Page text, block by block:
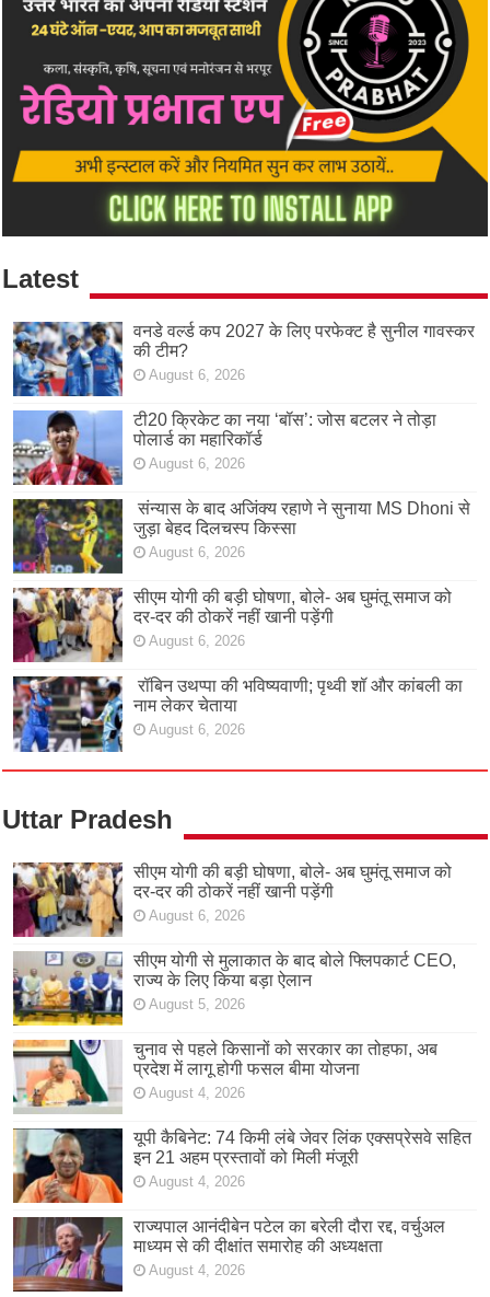
Latest
वनडे वर्ल्ड कप 2027 के लिए परफेक्ट है सुनील गावस्कर
की टीम?
August 6, 2026
टी20 क्रिकेट का नया ‘बॉस’: जोस बटलर ने तोड़ा
पोलार्ड का महारिकॉर्ड
August 6, 2026
संन्यास के बाद अजिंक्‍य रहाणे ने सुनाया MS Dhoni से
जुड़ा बेहद दिलचस्प किस्सा
August 6, 2026
सीएम योगी की बड़ी घोषणा, बोले- अब घुमंतू समाज को
दर-दर की ठोकरें नहीं खानी पड़ेंगी
August 6, 2026
रॉबिन उथप्पा की भविष्यवाणी; पृथ्वी शॉ और कांबली का
नाम लेकर चेताया
August 6, 2026
Uttar Pradesh
सीएम योगी की बड़ी घोषणा, बोले- अब घुमंतू समाज को
दर-दर की ठोकरें नहीं खानी पड़ेंगी
August 6, 2026
सीएम योगी से मुलाकात के बाद बोले फ्लिपकार्ट CEO,
राज्य के लिए किया बड़ा ऐलान
August 5, 2026
चुनाव से पहले किसानों को सरकार का तोहफा, अब
प्रदेश में लागू होगी फसल बीमा योजना
August 4, 2026
यूपी कैबिनेट: 74 किमी लंबे जेवर लिंक एक्सप्रेसवे सहित
इन 21 अहम प्रस्तावों को मिली मंजूरी
August 4, 2026
राज्यपाल आनंदीबेन पटेल का बरेली दौरा रद्द, वर्चुअल
माध्यम से की दीक्षांत समारोह की अध्यक्षता
August 4, 2026